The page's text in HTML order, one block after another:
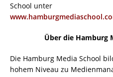
School unter
Über die Hamburg
Die Hamburg Media School
hohem Niveau zu